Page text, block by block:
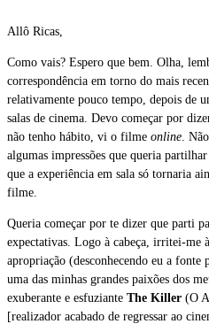
Allô Ricas,
Como vais? Espero que bem. Olha,
correspondência em torno do mais
relativamente pouco tempo, depois de
salas de cinema. Devo começar por
não tenho hábito, vi o filme online .
algumas impressões que queria
que a experiência em sala só tornaria
filme.
Queria começar por te dizer que parti
expectativas. Logo à cabeça, irritei-me
apropriação (desconhecendo eu a fonte
uma das minhas grandes paixões dos
exuberante e esfuziante The Killer (O
[realizador acabado de regressar ao